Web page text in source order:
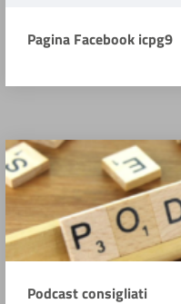
Pagina Facebook icpg9
Podcast consigliati